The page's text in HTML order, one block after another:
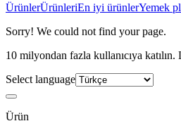
ÜrünlerÜrünleriEn iyi ürünlerYemek
Sorry! We could not find your page.
10 milyondan fazla kullanıcıya
Select language
Ürün